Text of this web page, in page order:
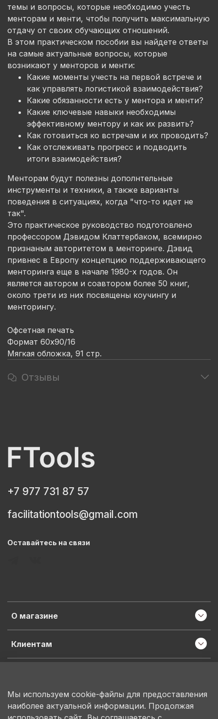
темы и вопросы, которые необходимо учесть
менторам и менти, чтобы получить максимальную
отдачу от своих обучающих отношений.
В этом практическом пособии вы найдете ответы
на самые актуальные вопросы, которые
возникают у менторов и менти:
Какие моменты учесть на первой встрече и
как управлять логистикой взаимодействия?
Какие обязанности есть у ментора и менти?
Какие ключевые навыки необходимы
эффективному ментору и как их развить?
Как готовиться ко встречам и их проводить?
Как отслеживать прогресс и подводить
итоги взаимодействия?
Менторам будут полезны дополнтельные
инструменты и техники, а также варианты
поведения в ситуациях, когда "что-то идет не
так".
Это практическое руководство подготовлено
профессором Дэвидом Клаттербаком, всемирно
признаным авторитетом в менторинге. Дэвид
привнес в Европу концепцию поддерживающего
менторинга еще в начале 1980-х годов. Он
является автором и соавтором более 50 книг,
около трети из них посвящены коучингу и
менторингу.
Офсетная печать
Формат 60х90/16
Мягкая обложка, 91 стр.
Отзывы
О магазине
Клиентам
+7 977 731 87 57
facilitationtools@gmail.com
Оставайтесь на связи
ИП Пронина М.Н.
Мы используем cookie-файлы для предоставления
наиболее актуальной информации. Продолжая